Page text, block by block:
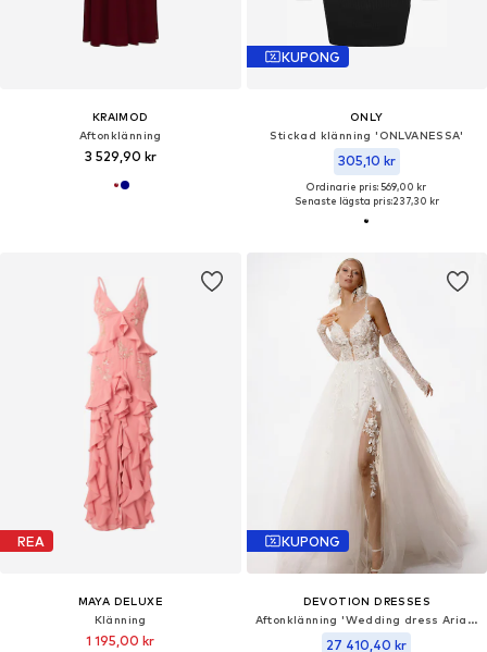
KRAIMOD
Aftonklänning
3 529,90 kr
KUPONG
ONLY
Stickad klänning 'ONLVANESSA'
305,10 kr
Ordinarie pris: 569,00 kr
Senaste lägsta pris:237,30 kr
REA
MAYA DELUXE
Klänning
1 195,00 kr
KUPONG
DEVOTION DRESSES
Aftonklänning 'Wedding dress Ariane'
27 410,40 kr